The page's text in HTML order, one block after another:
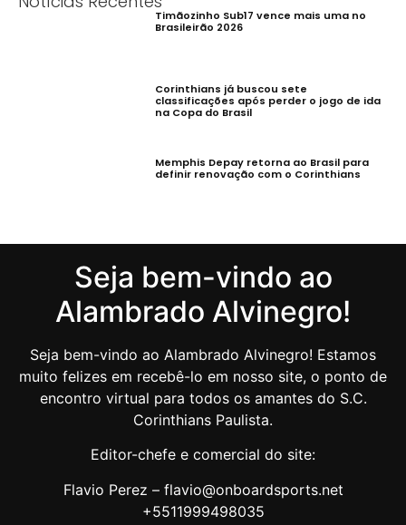
Timãozinho Sub17 vence mais uma no
Brasileirão 2026
Corinthians já buscou sete
classificações após perder o jogo de ida
na Copa do Brasil
Memphis Depay retorna ao Brasil para
definir renovação com o Corinthians
Seja bem-vindo ao
Alambrado Alvinegro!
Seja bem-vindo ao Alambrado Alvinegro! Estamos
muito felizes em recebê-lo em nosso site, o ponto de
encontro virtual para todos os amantes do S.C.
Corinthians Paulista.
Editor-chefe e comercial do site:
Flavio Perez – flavio@onboardsports.net
+5511999498035